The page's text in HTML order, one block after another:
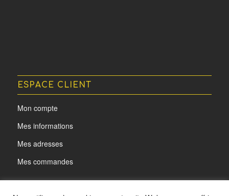
ESPACE CLIENT
Mon compte
Mes informations
Mes adresses
Mes commandes